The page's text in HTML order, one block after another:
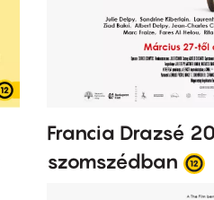
Francia Drazsé
szomszédban